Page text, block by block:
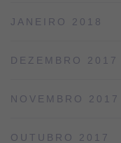
JANEIRO 2018
DEZEMBRO 2017
NOVEMBRO 2017
OUTUBRO 2017